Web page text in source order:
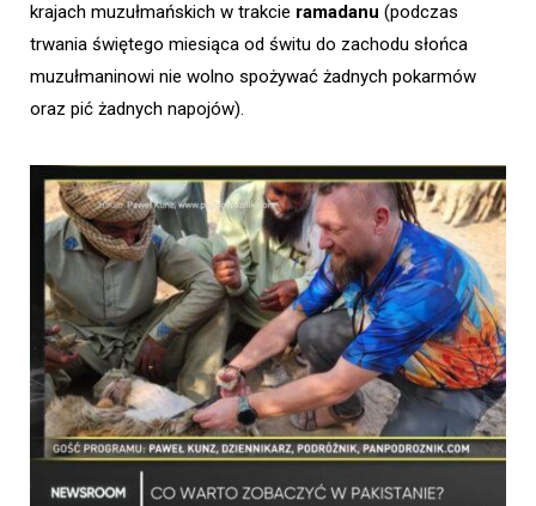
krajach muzułmańskich w trakcie ramadanu (podczas
trwania świętego miesiąca od świtu do zachodu słońca
muzułmaninowi nie wolno spożywać żadnych pokarmów
oraz pić żadnych napojów).